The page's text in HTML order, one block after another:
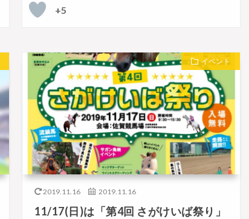
+5
イベント
2019.11.16 2019.11.16
11/17(日)は「第4回 さがけいば祭り」